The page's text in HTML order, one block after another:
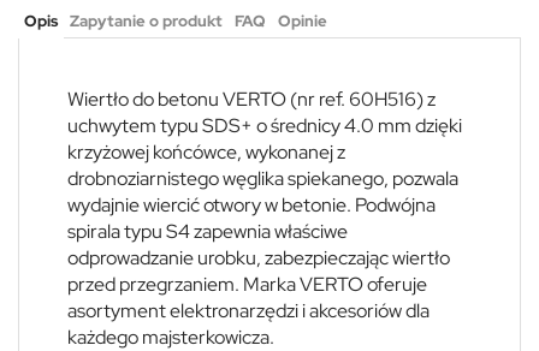
Opis Zapytanie o produkt FAQ Opinie
Wiertło do betonu VERTO (nr ref. 60H516) z
uchwytem typu SDS+ o średnicy 4.0 mm dzięki
krzyżowej końcówce, wykonanej z
drobnoziarnistego węglika spiekanego, pozwala
wydajnie wiercić otwory w betonie. Podwójna
spirala typu S4 zapewnia właściwe
odprowadzanie urobku, zabezpieczając wiertło
przed przegrzaniem. Marka VERTO oferuje
asortyment elektronarzędzi i akcesoriów dla
każdego majsterkowicza.